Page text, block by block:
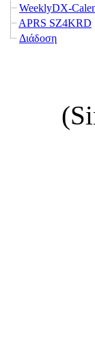
WeeklyDX-
APRS SZ4KRD
Διάδοση